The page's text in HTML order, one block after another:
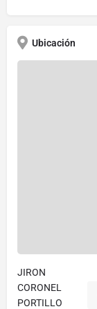
Ubicación
JIRON
CORONEL
PORTILLO